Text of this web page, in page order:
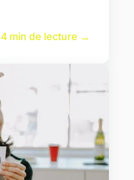
4 min de lecture →